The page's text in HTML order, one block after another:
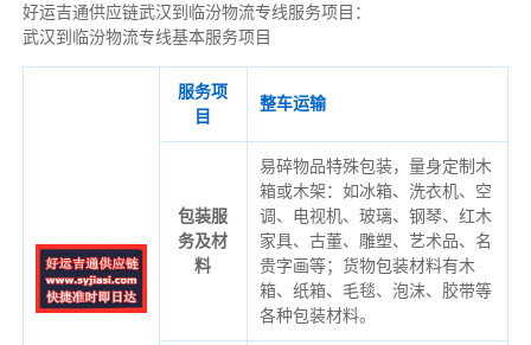
好运吉通供应链武汉到临汾物流专线服务项目：
武汉到临汾物流专线基本服务项目
服务项
目
整车运输
包装服
务及材
料
易碎物品特殊包装，量身定制木
箱或木架：如冰箱、洗衣机、空
调、电视机、玻璃、钢琴、红木
家具、古董、雕塑、艺术品、名
贵字画等；货物包装材料有木
箱、纸箱、毛毯、泡沫、胶带等
各种包装材料。